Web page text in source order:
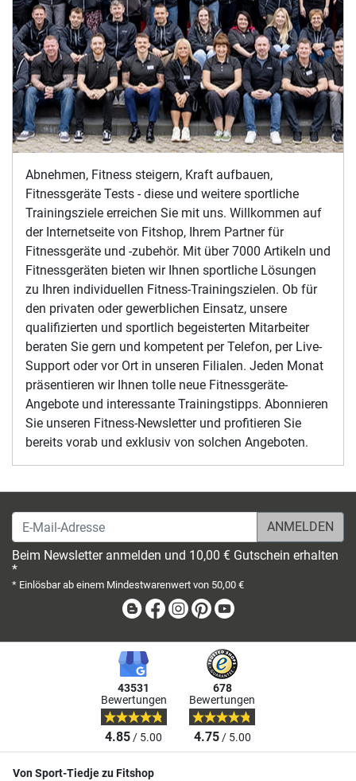
Abnehmen, Fitness steigern, Kraft aufbauen,
Fitnessgeräte Tests - diese und weitere sportliche
Trainingsziele erreichen Sie mit uns. Willkommen auf
der Internetseite von Fitshop, Ihrem Partner für
Fitnessgeräte und -zubehör. Mit über 7000 Artikeln und
Fitnessgeräten bieten wir Ihnen sportliche Lösungen
zu Ihren individuellen Fitness-Trainingszielen. Ob für
den privaten oder gewerblichen Einsatz, unsere
qualifizierten und sportlich begeisterten Mitarbeiter
beraten Sie gern und kompetent per Telefon, per Live-
Support oder vor Ort in unseren Filialen. Jeden Monat
präsentieren wir Ihnen tolle neue Fitnessgeräte-
Angebote und interessante Trainingstipps. Abonnieren
Sie unseren Fitness-Newsletter und profitieren Sie
bereits vorab und exklusiv von solchen Angeboten.
E-Mail-Adresse
Beim Newsletter anmelden und 10,00 € Gutschein erhalten
*
* Einlösbar ab einem Mindestwarenwert von 50,00 €
BlogFacebook
Instagram
Pinterest
43531
Bewertungen
4.85/ 5.00
678
Bewertungen
4.75/ 5.00
Von Sport-Tiedje zu Fitshop